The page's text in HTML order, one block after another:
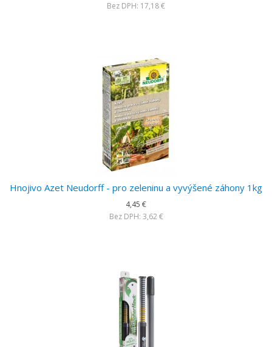
Bez DPH: 17,18 €
Hnojivo Azet Neudorff - pro zeleninu a vyvýšené záhony 1kg
4,45 €
Bez DPH: 3,62 €